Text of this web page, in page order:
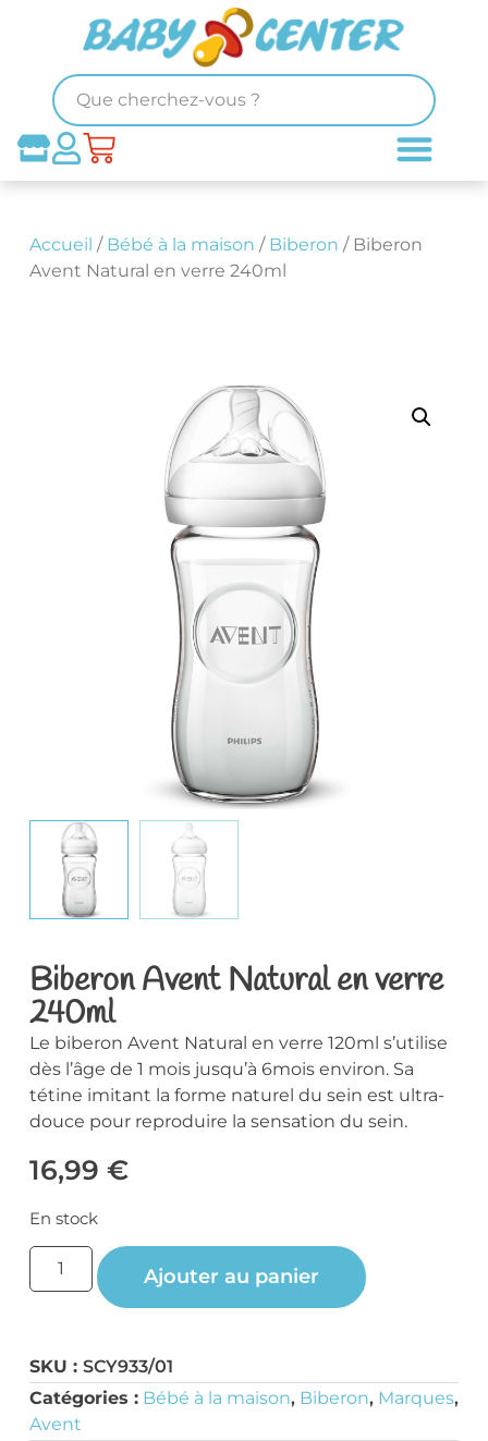
Accueil / Bébé à la maison / Biberon / Biberon
Avent Natural en verre 240ml
Biberon Avent Natural en verre
240ml
Le biberon Avent Natural en verre 120ml s’utilise
dès l’âge de 1 mois jusqu’à 6mois environ. Sa
tétine imitant la forme naturel du sein est ultra-
douce pour reproduire la sensation du sein.
16,99 €
En stock
Ajouter au panier
SKU : SCY933/01
Catégories : Bébé à la maison, Biberon, Marques,
Avent